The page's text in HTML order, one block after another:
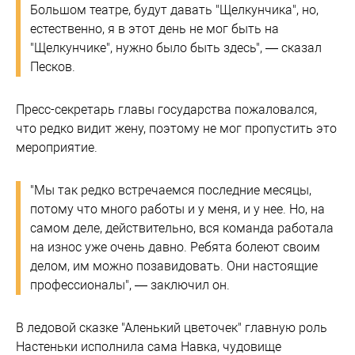
Большом театре, будут давать "Щелкунчика", но,
естественно, я в этот день не мог быть на
"Щелкунчике", нужно было быть здесь", — сказал
Песков.
Пресc-секретарь главы государства пожаловался,
что редко видит жену, поэтому не мог пропустить это
мероприятие.
"Мы так редко встречаемся последние месяцы,
потому что много работы и у меня, и у нее. Но, на
самом деле, действительно, вся команда работала
на износ уже очень давно. Ребята болеют своим
делом, им можно позавидовать. Они настоящие
профессионалы", — заключил он.
В ледовой сказке "Аленький цветочек" главную роль
Настеньки исполнила сама Навка, чудовище